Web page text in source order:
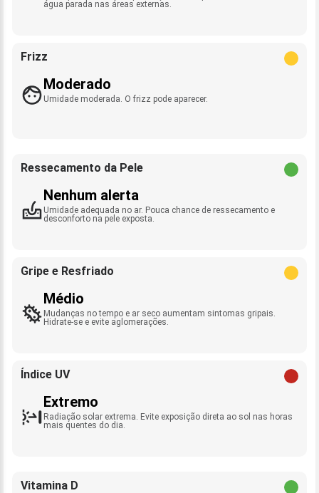
água parada nas áreas externas.
Frizz
Moderado
Umidade moderada. O frizz pode aparecer.
Ressecamento da Pele
Nenhum alerta
Umidade adequada no ar. Pouca chance de ressecamento e
desconforto na pele exposta.
Gripe e Resfriado
Médio
Mudanças no tempo e ar seco aumentam sintomas gripais.
Hidrate-se e evite aglomerações.
Índice UV
Extremo
Radiação solar extrema. Evite exposição direta ao sol nas horas
mais quentes do dia.
Vitamina D